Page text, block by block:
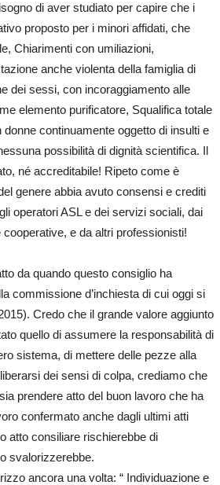
di aver studiato per capire che i
proposto per i minori affidati, che
Chiarimenti con umiliazioni,
anche violenta della famiglia di
dei sessi, con incoraggiamento alle
elemento purificatore, Squalifica totale
continuamente oggetto di insulti e
possibilità di dignità scientifica. Il
né accreditabile! Ripeto come è
genere abbia avuto consensi e crediti
operatori ASL e dei servizi sociali, dai
e da altri professionisti!
da quando questo consiglio ha
commissione d’inchiesta di cui oggi si
Credo che il grande valore aggiunto
quello di assumere la responsabilità di
sistema, di mettere delle pezze alla
dei sensi di colpa, crediamo che
prendere atto del buon lavoro che ha
confermato anche dagli ultimi atti
atto consiliare rischierebbe di
svalorizzerebbe.
ancora una volta: “ Individuazione e